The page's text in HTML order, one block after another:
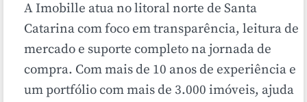
A Imobille atua no litoral norte de Santa
Catarina com foco em transparência, leitura de
mercado e suporte completo na jornada de
compra. Com mais de 10 anos de experiência e
um portfólio com mais de 3.000 imóveis, ajuda